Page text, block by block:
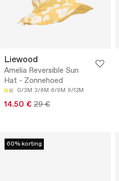
Liewood
Amelia Reversible Sun
Hat - Zonnehoed
0/3M 3/6M 6/9M 9/12M
14.50 € 29 €
60% korting